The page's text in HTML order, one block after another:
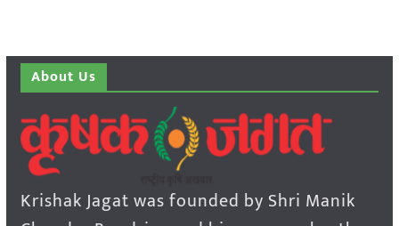
About Us
Krishak Jagat was founded by Shri Manik